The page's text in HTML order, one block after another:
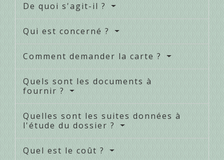
De quoi s'agit-il ?
Qui est concerné ?
Comment demander la carte ?
Quels sont les documents à
fournir ?
Quelles sont les suites données à
l'étude du dossier ?
Quel est le coût ?